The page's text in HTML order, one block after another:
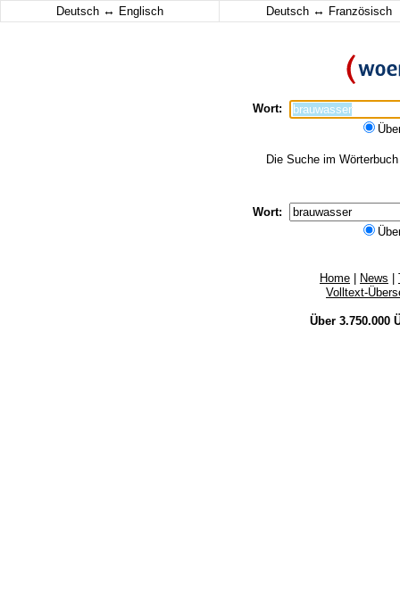
Deutsch ↔ Englisch Deutsch ↔ Französisch
Wort:
Die Suche im
Wort:
Home News
Volltext-
Über 3.750.000